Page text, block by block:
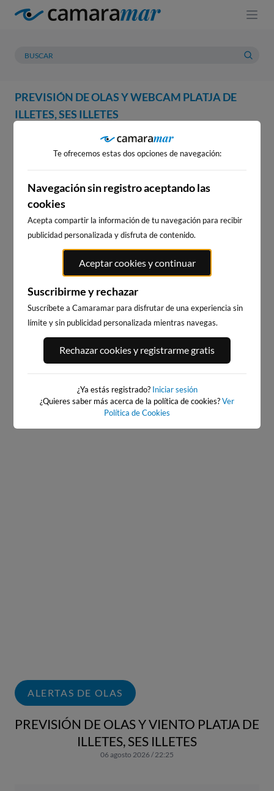
PREVISIÓN DE OLAS Y WEBCAM PLATJA DE
ILLETES, SES ILLETES
PREVISIÓN METEOROLOGÍA
WEBCAM PLATJA DE ILLETES,
SES ILLETES
WEBCAMS CERCANAS
PORT ANDRATX
17km · Andratx
PLAYA DE SITGES
0.0 m CHOPI
ALERTAS DE OLAS
PREVISIÓN DE OLAS Y VIENTO PLATJA DE
ILLETES, SES ILLETES
06 agosto 2026 / 22:25
Te ofrecemos estas dos opciones de navegación:
Navegación sin registro aceptando las
cookies
Acepta compartir la información de tu navegación para recibir
publicidad personalizada y disfruta de contenido.
Aceptar cookies y continuar
Suscribirme y rechazar
Suscríbete a Camaramar para disfrutar de una experiencia sin
límite y sin publicidad personalizada mientras navegas.
Rechazar cookies y registrarme gratis
¿Ya estás registrado? Iniciar sesión
¿Quieres saber más acerca de la política de cookies?Ver
Política de Cookies